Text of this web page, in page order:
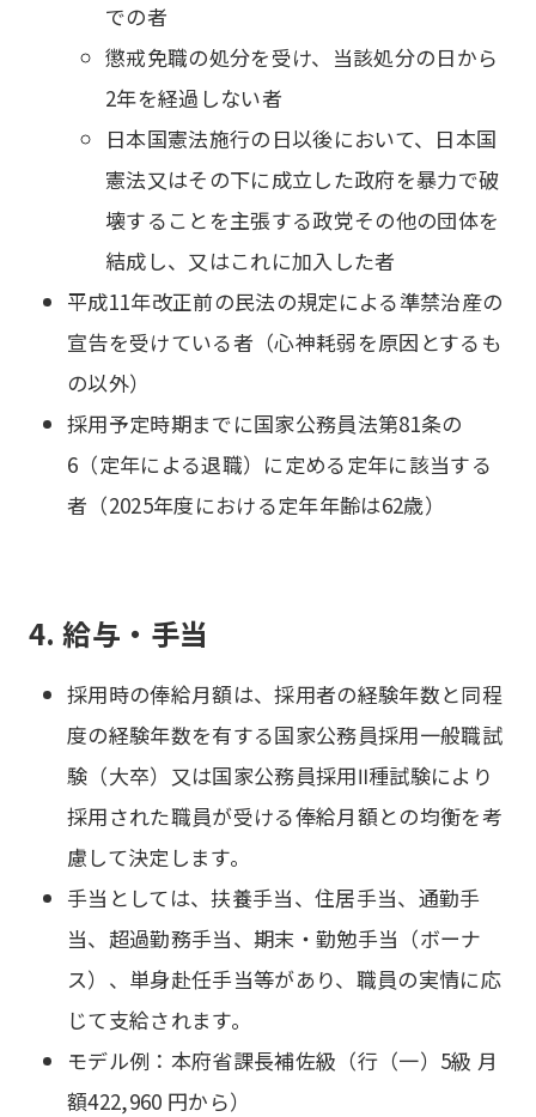
での者
懲戒免職の処分を受け、当該処分の日から
2年を経過しない者
日本国憲法施行の日以後において、日本国
憲法又はその下に成立した政府を暴力で破
壊することを主張する政党その他の団体を
結成し、又はこれに加入した者
平成11年改正前の民法の規定による準禁治産の
宣告を受けている者（心神耗弱を原因とするも
の以外）
採用予定時期までに国家公務員法第81条の
6（定年による退職）に定める定年に該当する
者（2025年度における定年年齢は62歳）
4. 給与・手当
採用時の俸給月額は、採用者の経験年数と同程
度の経験年数を有する国家公務員採用一般職試
験（大卒）又は国家公務員採用Ⅱ種試験により
採用された職員が受ける俸給月額との均衡を考
慮して決定します。
手当としては、扶養手当、住居手当、通勤手
当、超過勤務手当、期末・勤勉手当（ボーナ
ス）、単身赴任手当等があり、職員の実情に応
じて支給されます。
モデル例：本府省課長補佐級（行（一）5級 月
額422,960 円から）